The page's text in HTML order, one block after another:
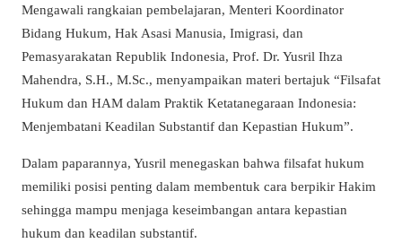
Mengawali rangkaian pembelajaran, Menteri Koordinator
Bidang Hukum, Hak Asasi Manusia, Imigrasi, dan
Pemasyarakatan Republik Indonesia, Prof. Dr. Yusril Ihza
Mahendra, S.H., M.Sc., menyampaikan materi bertajuk “Filsafat
Hukum dan HAM dalam Praktik Ketatanegaraan Indonesia:
Menjembatani Keadilan Substantif dan Kepastian Hukum”.
Dalam paparannya, Yusril menegaskan bahwa filsafat hukum
memiliki posisi penting dalam membentuk cara berpikir Hakim
sehingga mampu menjaga keseimbangan antara kepastian
hukum dan keadilan substantif.